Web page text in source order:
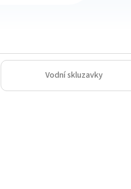
Vodní skluzavky